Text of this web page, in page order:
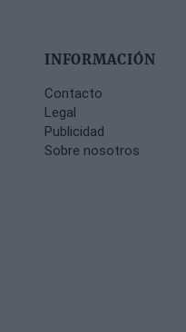
INFORMACIÓN
Contacto
Legal
Publicidad
Sobre nosotros